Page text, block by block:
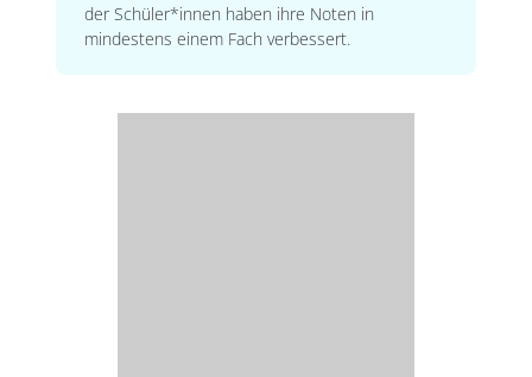
der Schüler*innen haben ihre Noten in
mindestens einem Fach verbessert.